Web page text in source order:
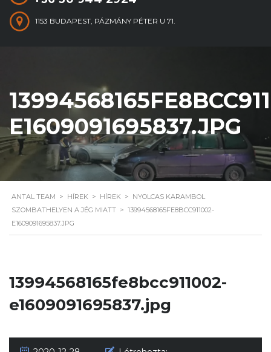
1153 BUDAPEST, PÁZMÁNY PÉTER U 71.
E1609091695837.JPG
ANTAL TEAM > HÍREK > HÍREK > NYOLCAS KARAMBOL
SZOMBATHELYEN A JÉG MIATT > 13994568165FE8BCC911002-
E1609091695837.JPG
13994568165fe8bcc911002-
e1609091695837.jpg